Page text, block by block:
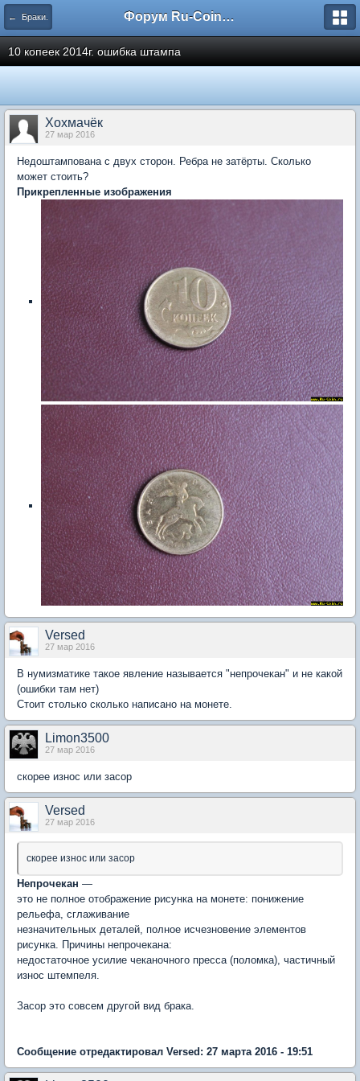
← Браки. Форум Ru-Coin.ru
10 копеек 2014г. ошибка штампа
Хохмачёк
27 мар 2016
Недоштампована с двух сторон. Ребра не затёрты. Сколько
может стоить?
Прикрепленные изображения
Versed
27 мар 2016
В нумизматике такое явление называется "непрочекан" и не какой
(ошибки там нет)
Стоит столько сколько написано на монете.
Limon3500
27 мар 2016
скорее износ или засор
Versed
27 мар 2016
скорее износ или засор
Непрочекан —
это не полное отображение рисунка на монете: понижение
рельефа, сглаживание
незначительных деталей, полное исчезновение элементов
рисунка. Причины непрочекана:
недостаточное усилие чеканочного пресса (поломка), частичный
износ штемпеля.
Засор это совсем другой вид брака.
Сообщение отредактировал Versed: 27 марта 2016 - 19:51